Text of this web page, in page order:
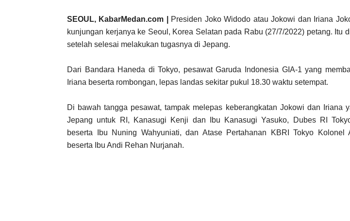
SEOUL, KabarMedan.com |
Presiden Joko Widodo atau Jokowi dan Iriana
kunjungan kerjanya ke Seoul, Korea Selatan pada Rabu (27/7/2022) petang. Itu
setelah selesai melakukan tugasnya di Jepang.
Dari Bandara Haneda di Tokyo, pesawat Garuda Indonesia GIA-1 yang
Iriana beserta rombongan, lepas landas sekitar pukul 18.30 waktu setempat.
Di bawah tangga pesawat, tampak melepas keberangkatan Jokowi dan Iriana
Jepang untuk RI, Kanasugi Kenji dan Ibu Kanasugi Yasuko, Dubes RI
beserta Ibu Nuning Wahyuniati, dan Atase Pertahanan KBRI Tokyo Kolonel
beserta Ibu Andi Rehan Nurjanah.